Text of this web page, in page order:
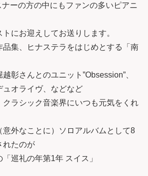
ーの方の中にもファンの多いピアニ
にお迎えしてお送りします。
品集、ヒナステラをはじめとする「南
彰さんとのユニット”Obsession”、
ュオライヴ、などなど
クラシック音楽界にいつも元気をくれ
意外なことに）ソロアルバムとして8
れたのが
巡礼の年第1年 スイス」